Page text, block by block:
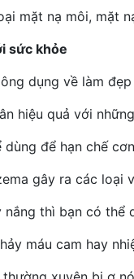
mặt nạ môi, mặt
sức khỏe
dụng về làm
hiệu quả với
dùng để hạn chế
gây ra các
nắng thì bạn có
máu cam hay